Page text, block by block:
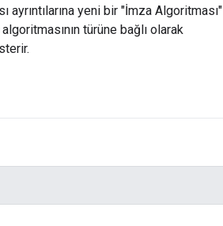
yeni bir "İmza Algoritması"
türüne bağlı olarak